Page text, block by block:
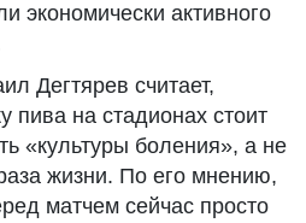
экономически активного
Дегтярев считает,
пива на стадионах стоит
«культуры боления», а не
жизни. По его мнению,
матчем сейчас просто